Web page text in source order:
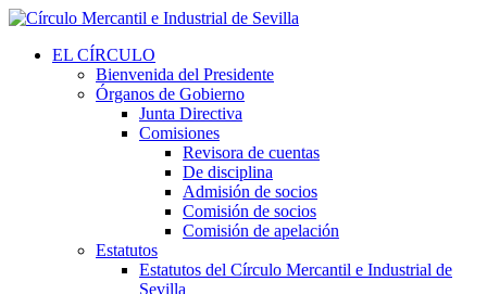
EL CÍRCULO
Bienvenida del Presidente
Órganos de Gobierno
Junta Directiva
Comisiones
Revisora de cuentas
De disciplina
Admisión de socios
Comisión de socios
Comisión de apelación
Estatutos
Estatutos del Círculo Mercantil e Industrial de
Sevilla